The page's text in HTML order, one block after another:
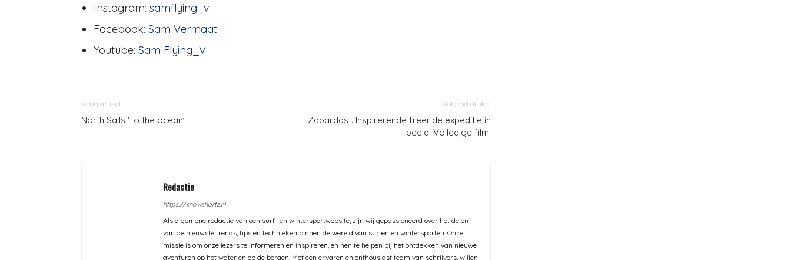
Instagram: samflying_v
Facebook: Sam Vermaat
Youtube: Sam Flying_V
Vorig artikel
North Sails ‘To the ocean’
Volgend artikel
Zabardast. Inspirerende freeride expeditie in
beeld. Volledige film.
Redactie
https://snowshortz.nl
Als algemene redactie van een surf- en wintersportwebsite, zijn wij gepassioneerd over het delen
van de nieuwste trends, tips en technieken binnen de wereld van surfen en wintersporten. Onze
missie is om onze lezers te informeren en inspireren, en hen te helpen bij het ontdekken van nieuwe
avonturen op het water en op de bergen. Met een ervaren en enthousiast team van schrijvers, willen